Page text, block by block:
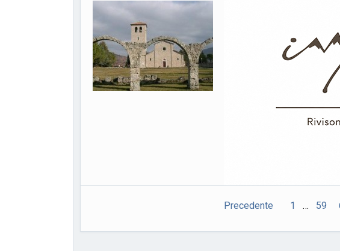
domenica la
La sala polivalente ‘Oscar
ospiterà domanica, dalle
edizione del
Vincenzo al Volturno’.
comunale di Castel San
Comitato promotore del
Precedente 1 … 59